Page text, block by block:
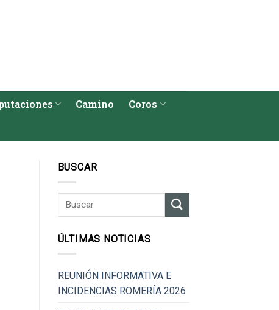
Camino
Coros
BUSCAR
ÚLTIMAS NOTICIAS
REUNIÓN INFORMATIVA E
INCIDENCIAS ROMERÍA 2026